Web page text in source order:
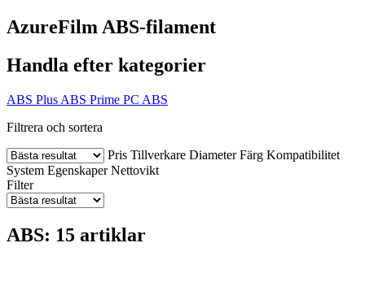
AzureFilm ABS-filament
Handla efter kategorier
ABS Plus ABS Prime PC ABS
Filtrera och sortera
Pris Tillverkare Diameter Färg Kompatibilitet
System Egenskaper Nettovikt
Filter
ABS: 15 artiklar